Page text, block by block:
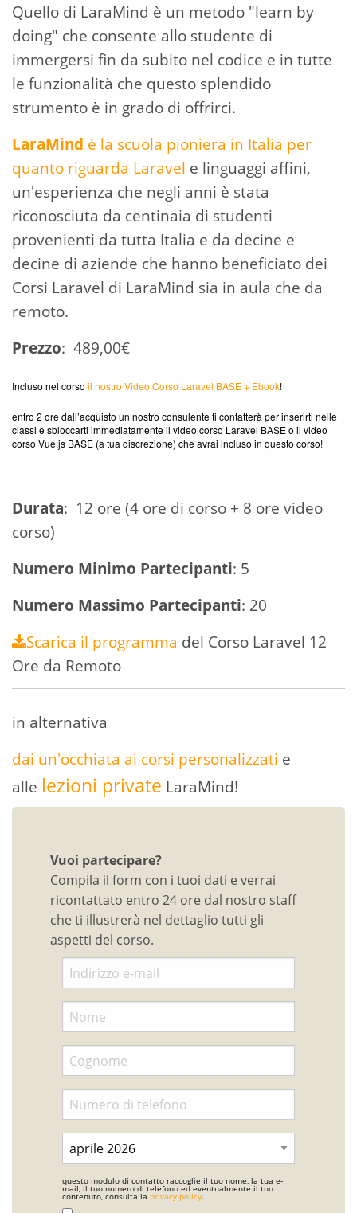
Quello di LaraMind è un metodo "learn by
doing" che consente allo studente di
immergersi fin da subito nel codice e in tutte
le funzionalità che questo splendido
strumento è in grado di offrirci.
LaraMind è la scuola pioniera in Italia per
quanto riguarda Laravel e linguaggi affini,
un'esperienza che negli anni è stata
riconosciuta da centinaia di studenti
provenienti da tutta Italia e da decine e
decine di aziende che hanno beneficiato dei
Corsi Laravel di LaraMind sia in aula che da
remoto.
Prezzo: 489,00€
Incluso nel corso il nostro Video Corso Laravel BASE + Ebook!
entro 2 ore dall’acquisto un nostro consulente ti contatterà per inserirti nelle
classi e sbloccarti immediatamente il video corso Laravel BASE o il video
corso Vue.js BASE (a tua discrezione) che avrai incluso in questo corso!
Durata: 12 ore (4 ore di corso + 8 ore video
corso)
Numero Minimo Partecipanti: 5
Numero Massimo Partecipanti: 20
Scarica il programma del Corso Laravel 12
Ore da Remoto
in alternativa
dai un'occhiata ai corsi personalizzati e
alle lezioni private LaraMind!
Vuoi partecipare?
Compila il form con i tuoi dati e verrai
ricontattato entro 24 ore dal nostro staff
che ti illustrerà nel dettaglio tutti gli
aspetti del corso.
questo modulo di contatto raccoglie il tuo nome, la tua e-
mail, il tuo numero di telefono ed eventualmente il tuo
contenuto, consulta la privacy policy.